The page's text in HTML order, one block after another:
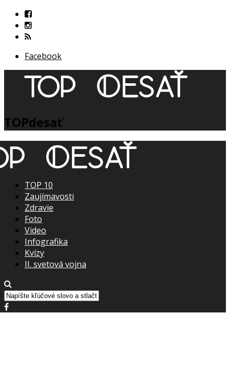
Facebook
TOPdesať
TOP 10
Zaujímavosti
Zdravie
Foto
Video
Infografika
Kvízy
II. svetová vojna